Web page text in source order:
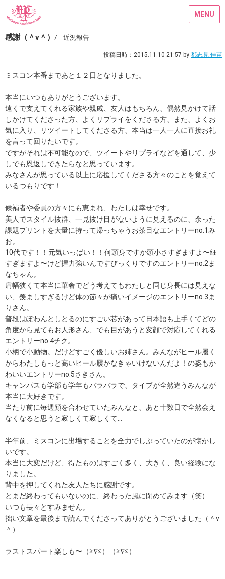
MENU
感謝（＾ν＾） / 近況報告
投稿日時：2015.11.10 21:57 by 都志見 佳苗
ミスコン本番まであと１２日となりました。
本当にいつもありがとうございます。
遠くで支えてくれる家族や親戚、友人はもちろん、偶然見かけて話
しかけてくださった方、よくリプライをくださる方、また、よくお
気に入り、リツイートしてくださる方、本当は一人一人に直接お礼
を言って回りたいです。
ですがそれは不可能なので、ツイートやリプライなどを通して、少
しでも恩返しできたらなと思っています。
みなさんが思っている以上に応援してくださる方々のことを覚えて
いるつもりです！
候補者や委員の方々にも恵まれ、わたしは幸せです。
美人でスタイル抜群、一見抜け目がないように見えるのに、余った
課題プリントを大量に持って帰っちゃうお茶目なエントリーno.1み
お。
10代です！！元気いっぱい！！何頭身ですか頭小さすぎますよ〜細
すぎますよ〜けど握力強いんですびっくりですのエントリーno.2ま
なちゃん。
肩幅狭くて本当に華奢でどう考えてもわたしと同じ身長には見えな
い、羨ましすぎるけど体の節々が痛いイメージのエントリーno.3ま
りさん。
普段はぽわんとしとるのにすごい芯があって日本語も上手くてどの
角度から見てもお人形さん、でも目があうと変顔で対応してくれる
エントリーno.4チク。
小柄で小動物。だけどすごく優しいお姉さん。みんながヒール履く
からわたしもっと高いヒール履かなきゃいけないんだよ！の姿もか
わいいエントリーno.5さきさん。
キャンパスも学部も学年もバラバラで、タイプが全然違うみんなが
本当に大好きです。
当たり前に毎週顔を合わせていたみんなと、あと十数日で全然会え
なくなると思うと寂しくて寂しくて...
半年前、ミスコンに出場することを全力でしぶっていたのが懐かし
いです。
本当に大変だけど、得たものはすごく多く、大きく、良い経験にな
りました。
背中を押してくれた友人たちに感謝です。
とまだ終わってもいないのに、終わった風に閉めてみます（笑）
いつも長々とすみません。
拙い文章を最後まで読んでくださってありがとうございました（＾ν
＾）
ラストスパート楽しも〜（≧∇≦）（≧∇≦）